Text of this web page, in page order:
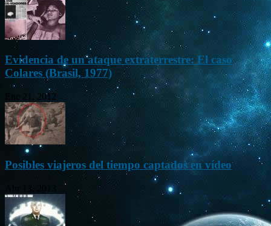
Evidencia de un ataque extraterrestre: El caso
Colares (Brasil, 1977)
Ene 21, 2012
Posibles viajeros del tiempo captados en vídeo
Abr 13, 2013